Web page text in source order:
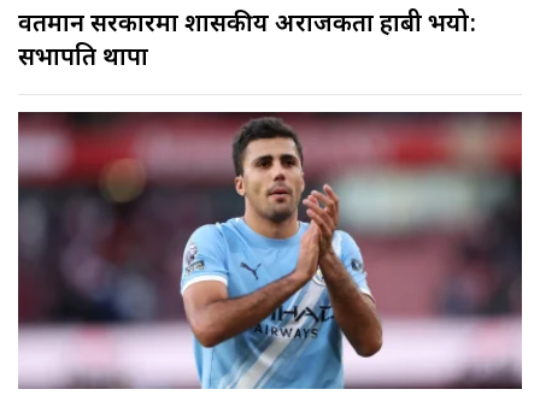
वर्तमान सरकारमा शासकीय अराजकता हाबी भयो:
सभापति थापा